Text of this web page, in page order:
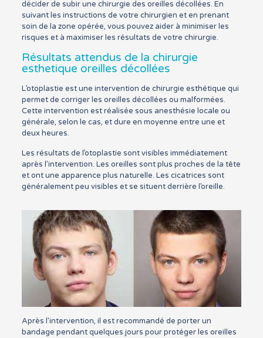
décider de subir une chirurgie des oreilles décollées. En
suivant les instructions de votre chirurgien et en prenant
soin de la zone opérée, vous pouvez aider à minimiser les
risques et à maximiser les résultats de votre chirurgie.
Résultats attendus de la chirurgie
esthetique oreilles décollées
L’otoplastie est une intervention de chirurgie esthétique qui
permet de corriger les oreilles décollées ou malformées.
Cette intervention est réalisée sous anesthésie locale ou
générale, selon le cas, et dure en moyenne entre une et
deux heures.
Les résultats de l’otoplastie sont visibles immédiatement
après l’intervention. Les oreilles sont plus proches de la tête
et ont une apparence plus naturelle. Les cicatrices sont
généralement peu visibles et se situent derrière l’oreille.
Après l’intervention, il est recommandé de porter un
bandage pendant quelques jours pour protéger les oreilles